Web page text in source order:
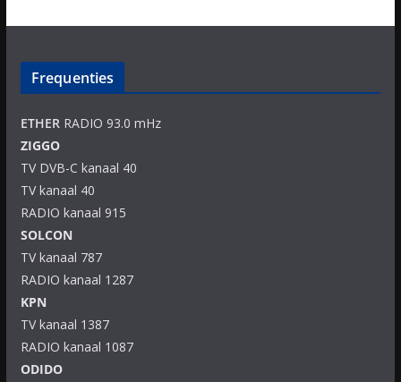
Frequenties
ETHERRADIO 93.0 mHz
ZIGGO
TV DVB-C kanaal 40
TV kanaal 40
RADIO kanaal 915
SOLCON
TV kanaal 787
RADIO kanaal 1287
KPN
TV kanaal 1387
RADIO kanaal 1087
ODIDO